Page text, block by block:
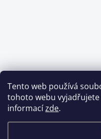
Tento web používá
tohoto webu vyjadřujete
informacízde.